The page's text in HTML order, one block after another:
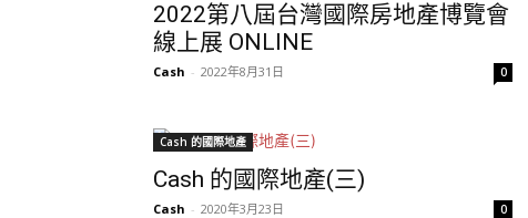
2022第八屆台灣國際房地產博覽會
線上展 ONLINE
Cash - 2022年8月31日 0
Cash 的國際地產
Cash 的國際地產(三)
Cash - 2020年3月23日 0